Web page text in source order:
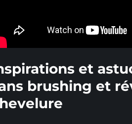
et
brushing et